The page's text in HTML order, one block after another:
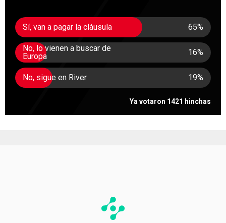
Sí, van a pagar la cláusula 65%
No, lo vienen a buscar de
Europa
16%
No, sigue en River 19%
Ya votaron 1421 hinchas